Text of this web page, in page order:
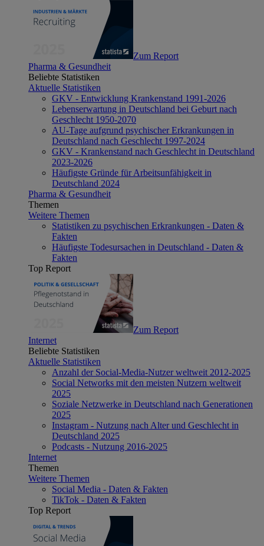
Zum Report
Pharma & Gesundheit
Beliebte Statistiken
Aktuelle Statistiken
GKV - Entwicklung Krankenstand 1991-2026
Lebenserwartung in Deutschland bei Geburt nach
Geschlecht 1950-2070
AU-Tage aufgrund psychischer Erkrankungen in
Deutschland nach Geschlecht 1997-2024
GKV - Krankenstand nach Geschlecht in Deutschland
2023-2026
Häufigste Gründe für Arbeitsunfähigkeit in
Deutschland 2024
Pharma & Gesundheit
Themen
Weitere Themen
Statistiken zu psychischen Erkrankungen - Daten &
Fakten
Häufigste Todesursachen in Deutschland - Daten &
Fakten
Top Report
Zum Report
Internet
Beliebte Statistiken
Aktuelle Statistiken
Anzahl der Social-Media-Nutzer weltweit 2012-2025
Social Networks mit den meisten Nutzern weltweit
2025
Soziale Netzwerke in Deutschland nach Generationen
2025
Instagram - Nutzung nach Alter und Geschlecht in
Deutschland 2025
Podcasts - Nutzung 2016-2025
Internet
Themen
Weitere Themen
Social Media - Daten & Fakten
TikTok - Daten & Fakten
Top Report